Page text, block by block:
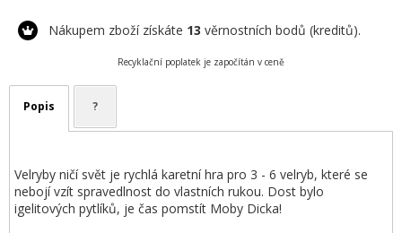
Nákupem zboží získáte 13 věrnostních bodů (kreditů).
Recyklační poplatek je započítán v ceně
Popis ?
Velryby ničí svět je rychlá karetní hra pro 3 - 6 velryb, které se
nebojí vzít spravedlnost do vlastních rukou. Dost bylo
igelitových pytlíků, je čas pomstít Moby Dicka!